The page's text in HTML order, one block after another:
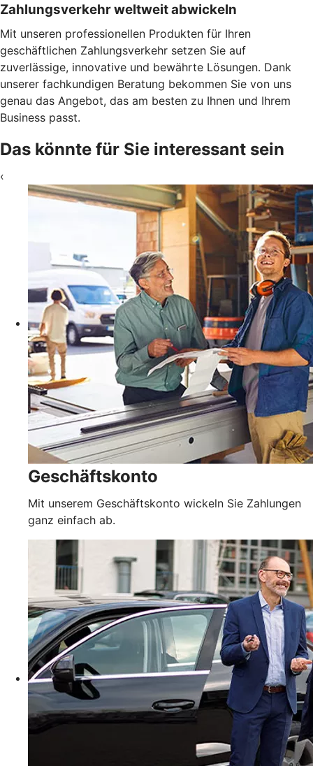
Zahlungsverkehr weltweit abwickeln
Mit unseren professionellen Produkten für Ihren
geschäftlichen Zahlungsverkehr setzen Sie auf
zuverlässige, innovative und bewährte Lösungen. Dank
unserer fachkundigen Beratung bekommen Sie von uns
genau das Angebot, das am besten zu Ihnen und Ihrem
Business passt.
Das könnte für Sie interessant sein
‹
Geschäftskonto
Mit unserem Geschäftskonto wickeln Sie Zahlungen
ganz einfach ab.